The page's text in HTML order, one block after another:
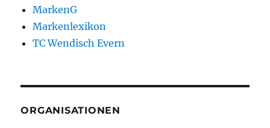
MarkenG
Markenlexikon
TC Wendisch Evern
ORGANISATIONEN